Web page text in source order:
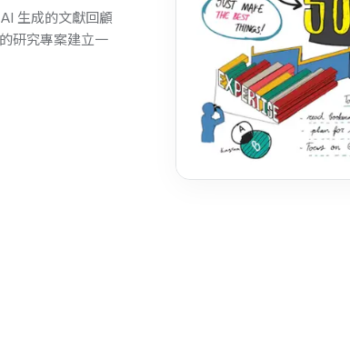
生成的文獻回顧
研究專案建立一